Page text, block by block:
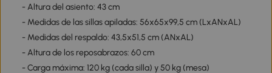
- Altura del asiento: 43 cm
- Medidas de las sillas apiladas: 56x65x99,5 cm (LxANxAL)
- Medidas del respaldo: 43,5x51,5 cm (ANxAL)
- Altura de los reposabrazos: 60 cm
- Carga máxima: 120 kg (cada silla) y 50 kg (mesa)